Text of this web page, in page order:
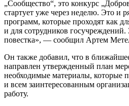
„Сообщество“, это конкурс
стартует уже через неделю. Это и
программ, которые проходят как
и для сотрудников
повестка», — сообщил Артем
Он также добавил, что в
направлен утвержденный план
необходимые материалы, которые
и всем заинтересованным
работу.